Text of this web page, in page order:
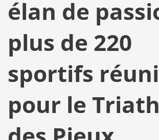
élan de
plus de 220
sportifs
pour le